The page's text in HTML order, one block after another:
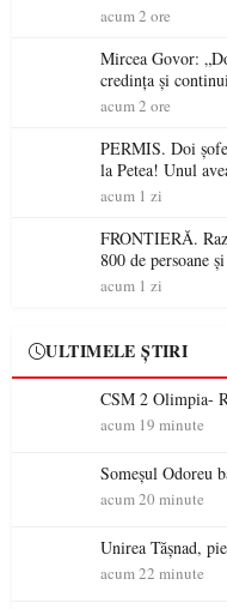
acum 2 ore
Mircea Govor:
credința și
acum 2 ore
PERMIS. Doi
la Petea! Unul
niciodată permis
acum 1 zi
FRONTIERĂ.
800 de persoane
acum 1 zi
ULTIMELE ȘTIRI
CSM 2 Olimpia-
acum 19 minute
Someșul Odoreu
acum 20 minute
Unirea Tășnad,
acum 22 minute